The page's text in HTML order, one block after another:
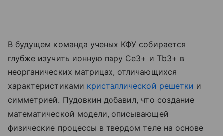
В будущем команда ученых КФУ собирается
глубже изучить ионную пару Ce3+ и Tb3+ в
неорганических матрицах, отличающихся
характеристиками кристаллической решетки и
симметрией. Пудовкин добавил, что создание
математической модели, описывающей
физические процессы в твердом теле на основе